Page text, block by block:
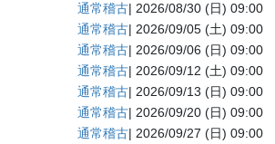
通常稽古| 2026/08/30 (日) 09:00
通常稽古| 2026/09/05 (土) 09:00
通常稽古| 2026/09/06 (日) 09:00
通常稽古| 2026/09/12 (土) 09:00
通常稽古| 2026/09/13 (日) 09:00
通常稽古| 2026/09/20 (日) 09:00
通常稽古| 2026/09/27 (日) 09:00